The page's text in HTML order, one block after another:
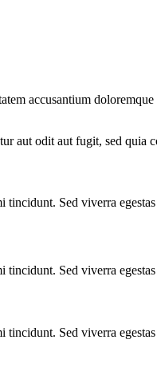
accusantium
aut odit aut fugit, sed quia
Sed viverra
Sed viverra
Sed viverra